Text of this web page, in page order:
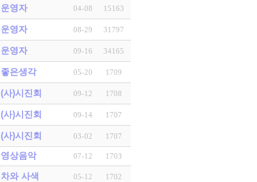
운영자 04-08 15163
운영자 08-29 31797
운영자 09-16 34165
좋은생각 05-20 1709
(사)시진회 09-12 1708
(사)시진회 09-14 1707
(사)시진회 03-02 1707
영상음악 07-12 1703
차와 사색 05-12 1702